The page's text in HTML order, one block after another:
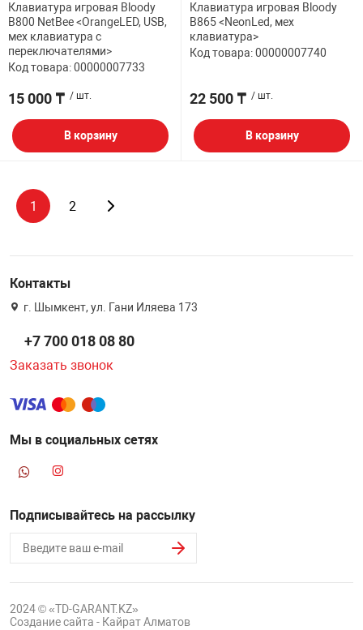
Клавиатура игровая Bloody
B800 NetBee <OrangeLED, USB,
мех клавиатура с
переключателями>
Код товара: 00000007733
15 000 ₸ / шт.
В корзину
Клавиатура игровая Bloody
B865 <NeonLed, мех
клавиатура>
Код товара: 00000007740
22 500 ₸ / шт.
В корзину
1 2
Контакты
г. Шымкент, ул. Гани Иляева 173
+7 700 018 08 80
Заказать звонок
Мы в социальных сетях
Подписывайтесь на рассылку
2024 © «TD-GARANT.KZ»
Создание сайта - Кайрат Алматов